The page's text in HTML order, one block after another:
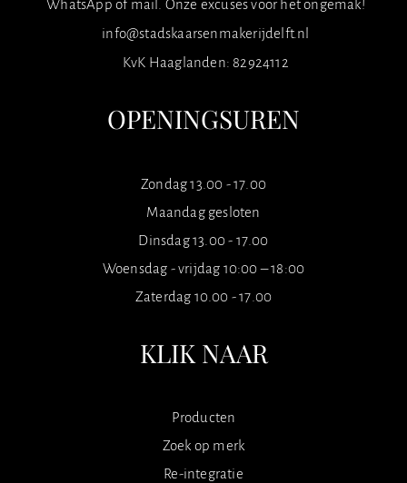
WhatsApp of mail. Onze excuses voor het ongemak!
info@stadskaarsenmakerijdelft.nl
KvK Haaglanden: 82924112
OPENINGSUREN
Zondag 13.00 - 17.00
Maandag gesloten
Dinsdag 13.00 - 17.00
Woensdag - vrijdag 10:00 – 18:00
Zaterdag 10.00 - 17.00
KLIK NAAR
Producten
Zoek op merk
Re-integratie